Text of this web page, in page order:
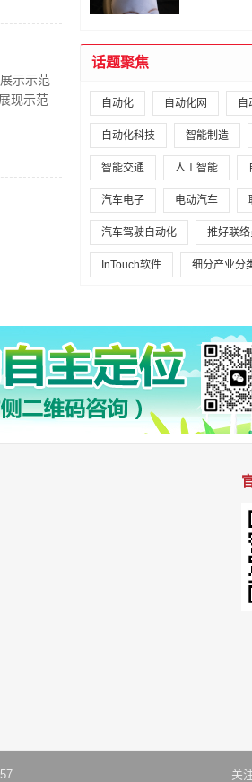
示示范
现示范
话题聚焦
自动化 自动化网 自
自动化科技 智能制造
智能交通 人工智能
汽车电子 电动汽车
汽车驾驶自动化 推好联络
InTouch软件 细分产业分
关